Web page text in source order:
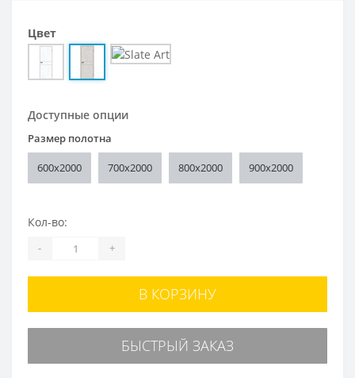
Цвет
Доступные опции
Размер полотна
600x2000 700x2000 800x2000 900x2000
Кол-во:
- +
В КОРЗИНУ
БЫСТРЫЙ ЗАКАЗ